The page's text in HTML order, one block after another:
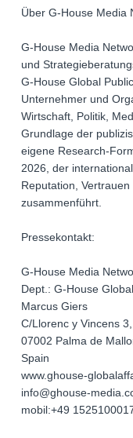
Über G-House Media
G-House Media
und
G-House Global
Unternehmer und
Wirtschaft, Politik,
Grundlage der
eigene Research-
2026, der
Reputation,
zusammenführt.
Pressekontakt:
G-House Media
Dept.: G-House
Marcus Giers
C/Llorenc y Vincens
07002 Palma de
Spain
www.ghouse-
info@ghouse-
mobil:+49